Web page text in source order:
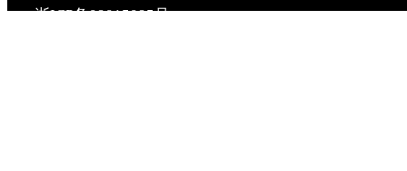
浙ICP备09015095号